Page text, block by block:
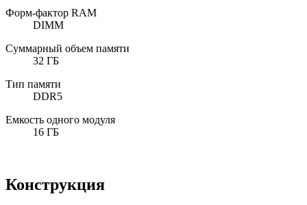
Форм-фактор RAM
DIMM
Суммарный объем памяти
32 ГБ
Тип памяти
DDR5
Емкость одного модуля
16 ГБ
Конструкция